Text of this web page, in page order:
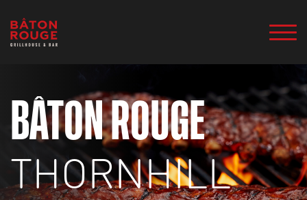
BÂTON ROUGE
THORNHILL